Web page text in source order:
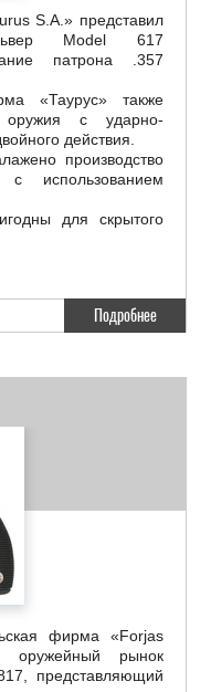
S.A.» представил
Model 617
патрона .357
«Таурус» также
оружия с ударно-
действия.
производство
с использованием
для скрытого
Подробнее
фирма «Forjas
оружейный рынок
представляющий